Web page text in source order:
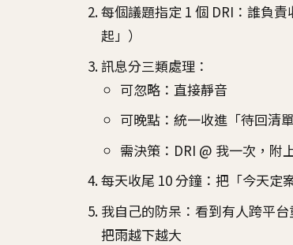
每個議題指定 1 個 DRI：誰負
起」）
訊息分三類處理：
可忽略：直接靜音
可晚點：統一收進「待回清
需決策：DRI @ 我一次，附
每天收尾 10 分鐘：把「今天定
我自己的防呆：看到有人跨平
把雨越下越大